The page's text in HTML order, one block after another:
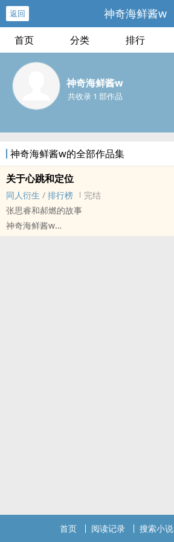
返回 神奇海鲜酱w
首页 分类 排行
神奇海鲜酱w
共收录 1 部作品
神奇海鲜酱w的全部作品集
关于心跳和定位
同人衍生 / 排行榜
完结
张思睿和郝燃的故事
神奇海鲜酱w
首页 阅读记录 搜索小说